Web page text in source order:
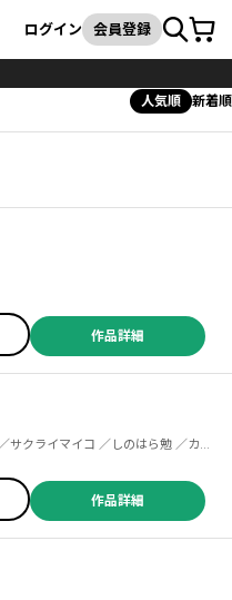
検索
ログイン 会員登録カート
人気順 新着順
作品詳細
作品詳細